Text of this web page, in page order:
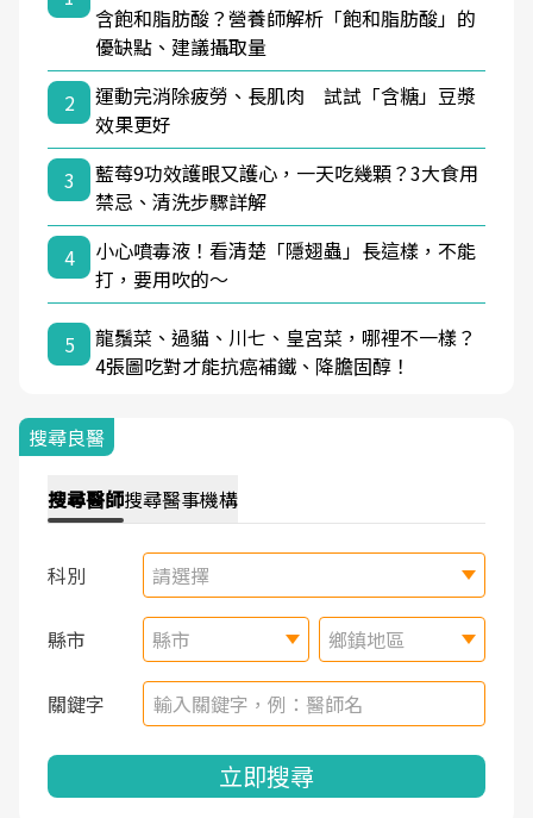
含飽和脂肪酸？營養師解析「飽和脂肪酸」的
優缺點、建議攝取量
2
運動完消除疲勞、長肌肉 試試「含糖」豆漿
效果更好
3
藍莓9功效護眼又護心，一天吃幾顆？3大食用
禁忌、清洗步驟詳解
4
小心噴毒液！看清楚「隱翅蟲」長這樣，不能
打，要用吹的～
5
龍鬚菜、過貓、川七、皇宮菜，哪裡不一樣？
4張圖吃對才能抗癌補鐵、降膽固醇！
搜尋良醫
搜尋醫師搜尋醫事機構
科別 請選擇
縣市 縣市 鄉鎮地區
關鍵字
立即搜尋